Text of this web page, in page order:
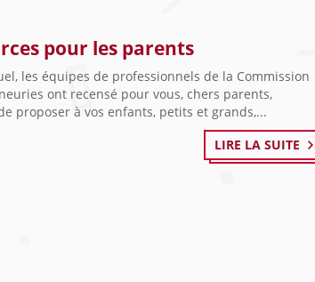
pour les parents
les équipes de professionnels de la Commission
ont recensé pour vous, chers parents,
proposer à vos enfants, petits et grands,...
LIRE LA SUITE